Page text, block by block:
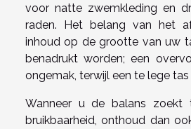
voor natte zwemkleding en
raden. Het belang van het
inhoud op de grootte van uw
benadrukt worden; een
ongemak, terwijl een te lege
Wanneer u de balans zoekt
bruikbaarheid, onthoud dan